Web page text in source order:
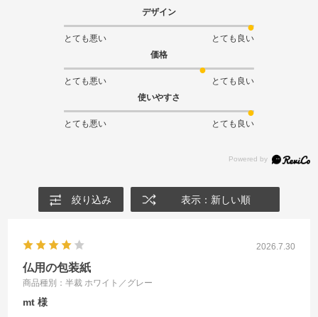
デザイン
とても悪い
とても良い
価格
とても悪い
とても良い
使いやすさ
とても悪い とても良い
絞り込み 表示：新しい順
2026.7.30
仏用の包装紙
商品種別：半裁 ホワイト／グレー
mt